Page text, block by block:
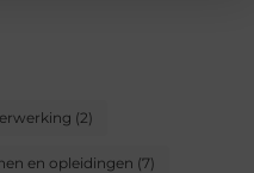
(2)
en opleidingen (7)